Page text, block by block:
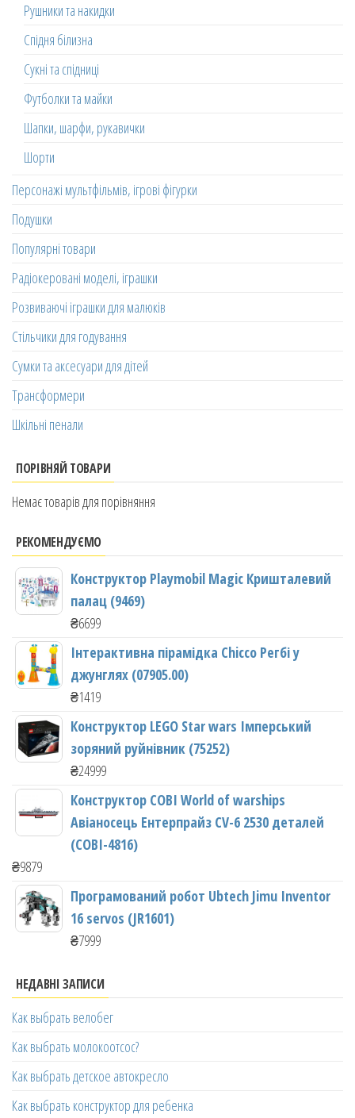
Рушники та накидки
Спідня білизна
Сукні та спідниці
Футболки та майки
Шапки, шарфи, рукавички
Шорти
Персонажі мультфільмів, ігрові фігурки
Подушки
Популярні товари
Радіокеровані моделі, іграшки
Розвиваючі іграшки для малюків
Стільчики для годування
Сумки та аксесуари для дітей
Трансформери
Шкільні пенали
ПОРІВНЯЙ ТОВАРИ
Немає товарів для порівняння
РЕКОМЕНДУЄМО
Конструктор Playmobil Magic Кришталевий
палац (9469)
₴6699
Інтерактивна пірамідка Chicco Регбі у
джунглях (07905.00)
₴1419
Конструктор LEGO Star wars Імперський
зоряний руйнівник (75252)
₴24999
Конструктор COBI World of warships
Авіаносець Ентерпрайз CV-6 2530 деталей
(COBI-4816)
₴9879
Програмований робот Ubtech Jimu Inventor
16 servos (JR1601)
₴7999
НЕДАВНІ ЗАПИСИ
Как выбрать велобег
Как выбрать молокоотсос?
Как выбрать детское автокресло
Как выбрать конструктор для ребенка